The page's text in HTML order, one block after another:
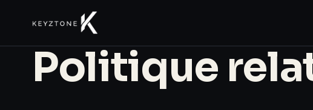
Politique